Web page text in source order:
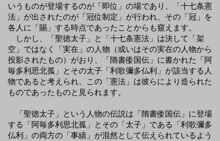
いうものが登場するのが「即位」の場であり、「十七条憲
法」が出されたのが「冠位制定」が行われ、その「冠」を
各人に「賜」する時点であったことからも窺えます。
しかし、「聖徳太子」と「十七条憲法」は決して「架
空」ではなく「実在」の人物（或いはその実在の人物から
投影されたもの）がおり、「隋書倭国伝」に書かれた「阿
毎多利思北孤」とその太子「利歌彌多仏利」が該当する人
物であると考えられ、この「憲法」は彼らにより造られた
ものであったものと見られます。
「聖徳太子」という人物の伝説は「隋書倭国伝」に登場
する「阿毎多利思北孤」とその「太子」である「利歌彌多
仏利」の両方の「事績」が混然として伝えられているよう